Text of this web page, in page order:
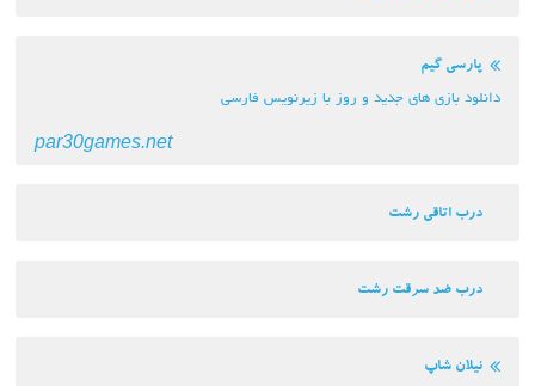
پارسی گیم
دانلود بازی های جدید و روز با زیرنویس فارسی
par30games.net
درب اتاقی رشت
درب ضد سرقت رشت
نیلان شاپ